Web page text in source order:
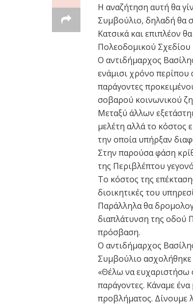
Η αναζήτηση αυτή θα
Συμβούλιο, δηλαδή θα
Κατσικά και επιπλέον
Πολεοδομικού Σχεδίου
Ο αντιδήμαρχος
ενάμισι χρόνο περίπου
παράγοντες
σοβαρού κοινωνικού
Μεταξύ άλλων
μελέτη αλλά το κόστος
την οποία υπήρξαν
Στην παρούσα φάση
της Περιβλέπτου
Το κόστος της
διοικητικές του
Παράλληλα θα
διαπλάτυνση της οδού
πρόσβαση.
Ο αντιδήμαρχος
Συμβούλιο
«Θέλω να ευχαριστήσω
παράγοντες. Κάναμε
προβλήματος. Δίνουμε